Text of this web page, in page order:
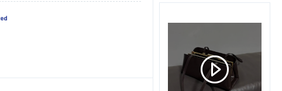
Tyvek DuPont, bolsa
vintage, bolsa de regalo
biodegradable